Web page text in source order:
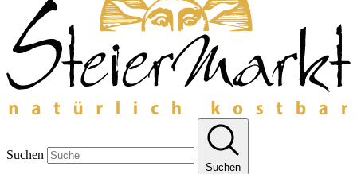
Suchen
Suchen